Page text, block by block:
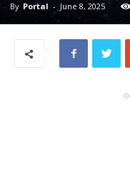
By Portal - June 8, 2025